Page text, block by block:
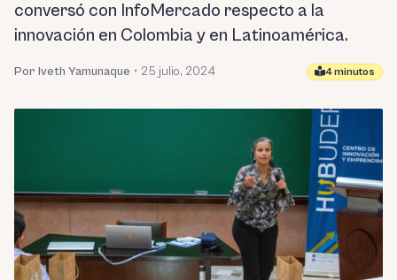
conversó con InfoMercado respecto a la
innovación en Colombia y en Latinoamérica.
Por Iveth Yamunaque • 25 julio, 2024 4 minutos